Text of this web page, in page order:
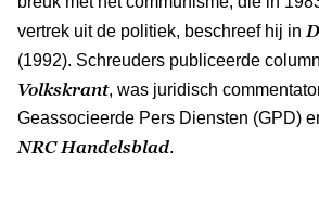
vertrek uit de politiek, beschreef hij in
(1992). Schreuders publiceerde
Volkskrant, was juridisch
Geassocieerde Pers Diensten (GPD)
NRC Handelsblad.